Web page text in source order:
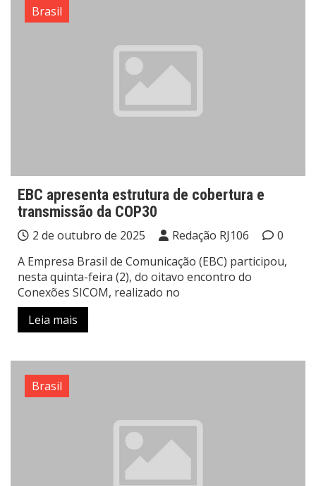
Brasil
EBC apresenta estrutura de cobertura e
transmissão da COP30
2 de outubro de 2025 Redação RJ106
0
A Empresa Brasil de Comunicação (EBC) participou,
nesta quinta-feira (2), do oitavo encontro do
Conexões SICOM, realizado no
Leia mais
Brasil